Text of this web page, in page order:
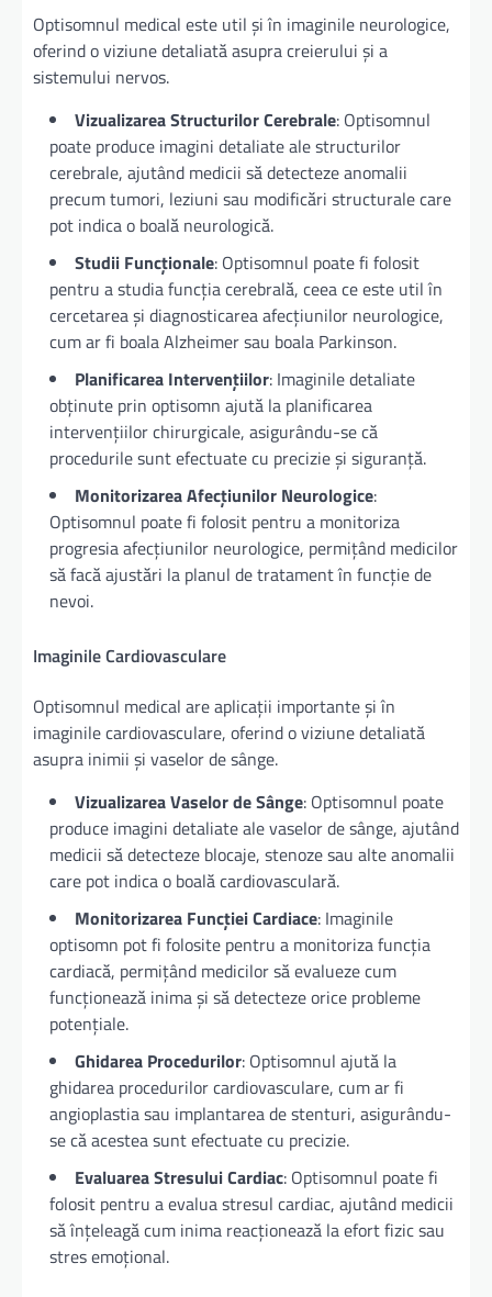
Optisomnul medical este util și în imaginile neurologice,
oferind o viziune detaliată asupra creierului și a
sistemului nervos.
Vizualizarea Structurilor Cerebrale: Optisomnul
poate produce imagini detaliate ale structurilor
cerebrale, ajutând medicii să detecteze anomalii
precum tumori, leziuni sau modificări structurale care
pot indica o boală neurologică.
Studii Funcționale: Optisomnul poate fi folosit
pentru a studia funcția cerebrală, ceea ce este util în
cercetarea și diagnosticarea afecțiunilor neurologice,
cum ar fi boala Alzheimer sau boala Parkinson.
Planificarea Intervențiilor: Imaginile detaliate
obținute prin optisomn ajută la planificarea
intervențiilor chirurgicale, asigurându-se că
procedurile sunt efectuate cu precizie și siguranță.
Monitorizarea Afecțiunilor Neurologice:
Optisomnul poate fi folosit pentru a monitoriza
progresia afecțiunilor neurologice, permițând medicilor
să facă ajustări la planul de tratament în funcție de
nevoi.
Imaginile Cardiovasculare
Optisomnul medical are aplicații importante și în
imaginile cardiovasculare, oferind o viziune detaliată
asupra inimii și vaselor de sânge.
Vizualizarea Vaselor de Sânge: Optisomnul poate
produce imagini detaliate ale vaselor de sânge, ajutând
medicii să detecteze blocaje, stenoze sau alte anomalii
care pot indica o boală cardiovasculară.
Monitorizarea Funcției Cardiace: Imaginile
optisomn pot fi folosite pentru a monitoriza funcția
cardiacă, permițând medicilor să evalueze cum
funcționează inima și să detecteze orice probleme
potențiale.
Ghidarea Procedurilor: Optisomnul ajută la
ghidarea procedurilor cardiovasculare, cum ar fi
angioplastia sau implantarea de stenturi, asigurându-
se că acestea sunt efectuate cu precizie.
Evaluarea Stresului Cardiac: Optisomnul poate fi
folosit pentru a evalua stresul cardiac, ajutând medicii
să înțeleagă cum inima reacționează la efort fizic sau
stres emoțional.